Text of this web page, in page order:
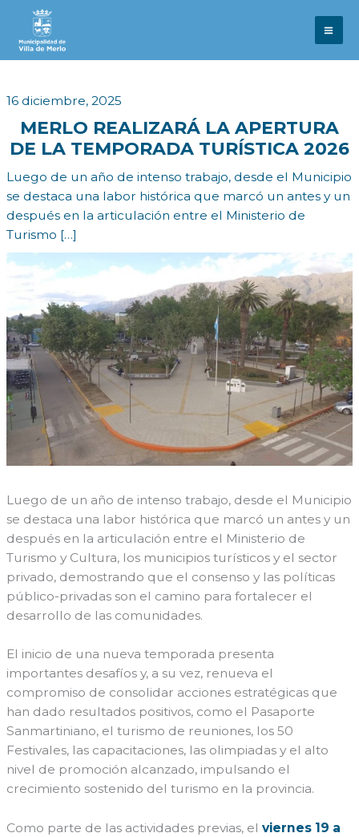
contenido
16 diciembre, 2025
MERLO REALIZARÁ LA APERTURA
DE LA TEMPORADA TURÍSTICA 2026
Luego de un año de intenso trabajo, desde el Municipio
se destaca una labor histórica que marcó un antes y un
después en la articulación entre el Ministerio de
Turismo […]
Luego de un año de intenso trabajo, desde el Municipio
se destaca una labor histórica que marcó un antes y un
después en la articulación entre el Ministerio de
Turismo y Cultura, los municipios turísticos y el sector
privado, demostrando que el consenso y las políticas
público-privadas son el camino para fortalecer el
desarrollo de las comunidades.
El inicio de una nueva temporada presenta
importantes desafíos y, a su vez, renueva el
compromiso de consolidar acciones estratégicas que
han dado resultados positivos, como el Pasaporte
Sanmartiniano, el turismo de reuniones, los 50
Festivales, las capacitaciones, las olimpiadas y el alto
nivel de promoción alcanzado, impulsando el
crecimiento sostenido del turismo en la provincia.
Como parte de las actividades previas, elviernes 19 a